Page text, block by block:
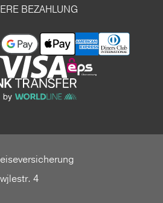
BEZAHLUNG
4